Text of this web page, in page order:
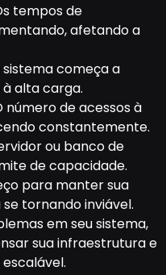
tempos de
afetando a
sistema começa a
alta carga.
número de acessos à
constantemente.
ou banco de
de capacidade.
para manter sua
tornando inviável.
em seu sistema,
sua infraestrutura e